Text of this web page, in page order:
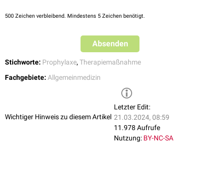
Raucherentwöhnung
profitieren von einer Lifestyle-Änderung. Dazu
gehören u.a. Patienten mit:
Adipositas
Diabetes mellitus
Weiterhin lassen sichpsychosomatische Erkrankungen wie das
durch eine Lifestyle-Änderung
500 Zeichen verbleibend. Mindestens 5 Zeichen benötigt.
Absenden
Stichworte: Prophylaxe, Therapiemaßnahme
Fachgebiete: Allgemeinmedizin
Wichtiger Hinweis zu diesem Artikel
Letzter Edit:
21.03.2024, 08:59
11.978 Aufrufe
Nutzung: BY-NC-SA